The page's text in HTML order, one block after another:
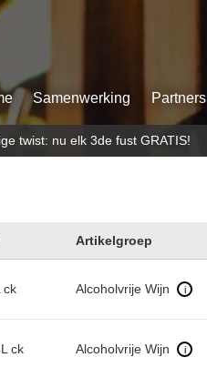
Samenwerking Partners
twist: nu elk 3de fust GRATIS!
Artikelgroep
ck Alcoholvrije Wijn i
ck Alcoholvrije Wijn i